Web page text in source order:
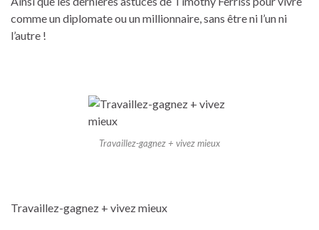
comme un diplomate ou un millionnaire, sans être ni l’un ni
l’autre !
Travaillez-gagnez + vivez mieux
Travaillez-gagnez + vivez mieux